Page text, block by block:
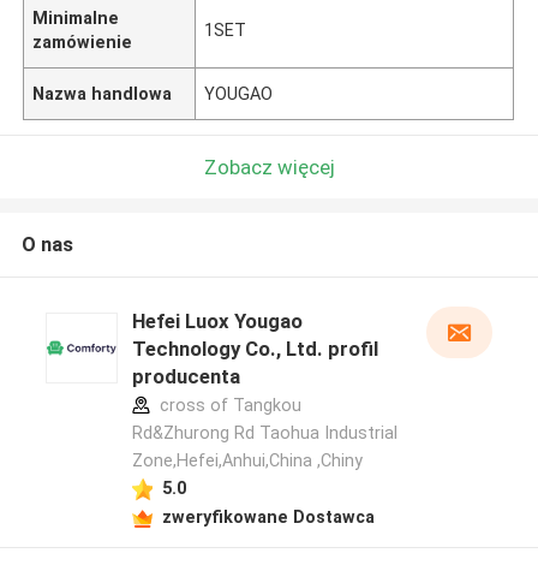
Minimalne
zamówienie
1SET
Nazwa handlowa YOUGAO
Zobacz więcej
O nas
Hefei Luox Yougao
Technology Co., Ltd. profil
producenta
cross of Tangkou
Rd&Zhurong Rd Taohua Industrial
Zone,Hefei,Anhui,China ,Chiny
5.0
zweryfikowane Dostawca